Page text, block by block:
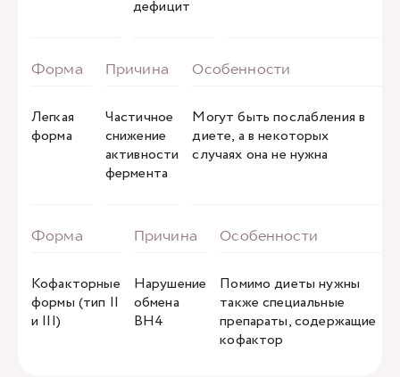
дефицит
Легкая
форма
Частичное
снижение
активности
фермента
Могут быть послабления в
диете, а в некоторых
случаях она не нужна
Кофакторные
формы (тип II
и III)
Нарушение
обмена
BH4
Помимо диеты нужны
также специальные
препараты, содержащие
кофактор